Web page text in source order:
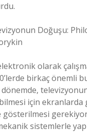
Doğuşu:
olarak
birkaç önemli
için
gösterilmesi
sistemlerle